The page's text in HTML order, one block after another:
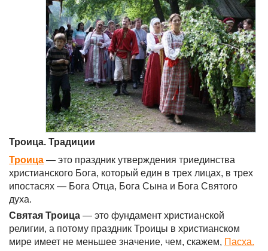
Троица. Традиции
Троица — это праздник утверждения триединства
христианского Бога, который един в трех лицах, в трех
ипостасях — Бога Отца, Бога Сына и Бога Святого
духа.
Святая Троица — это фундамент христианской
религии, а потому праздник Троицы в христианском
мире имеет не меньшее значение, чем, скажем, Пасха.